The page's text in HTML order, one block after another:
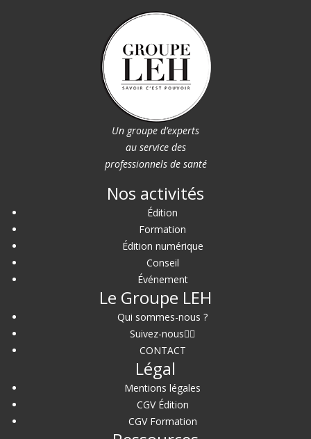
Un groupe d’experts
au service des
professionnels de santé
Nos activités
Édition
Formation
Édition numérique
Conseil
Événement
Le Groupe LEH
Qui sommes-nous ?
Suivez-nous
CONTACT
Légal
Mentions légales
CGV Édition
CGV Formation